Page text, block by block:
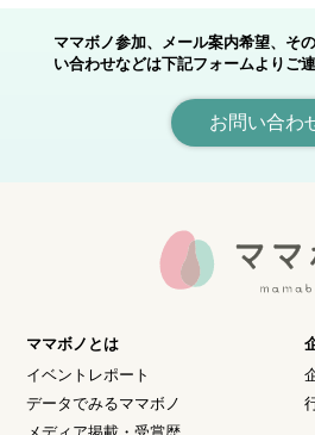
ママボノ参加、メール案内希望、そ
い合わせなどは下記フォームよりご連
お問い合わ
ママボノとは
イベントレポート
データでみるママボノ